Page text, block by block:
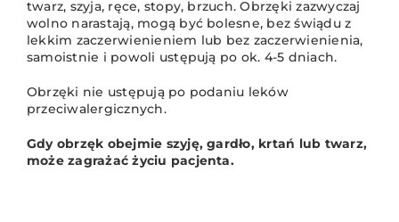
twarz, szyja, ręce, stopy, brzuch. Obrzęki zazwyczaj
wolno narastają, mogą być bolesne, bez świądu z
lekkim zaczerwienieniem lub bez zaczerwienienia,
samoistnie i powoli ustępują po ok. 4-5 dniach.
Obrzęki nie ustępują po podaniu leków
przeciwalergicznych.
Gdy obrzęk obejmie szyję, gardło, krtań lub twarz,
może zagrażać życiu pacjenta.